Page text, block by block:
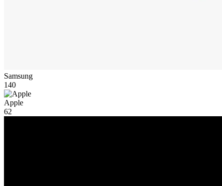
Samsung
140
Apple
62